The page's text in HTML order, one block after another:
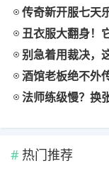
传奇新开服七天
丑衣服大翻身！
别急着用裁决，
酒馆老板绝不外
法师练级慢？换
热门推荐